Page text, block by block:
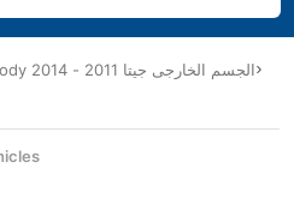
Body الجسم الخارجى جيتا 2011 - 2014